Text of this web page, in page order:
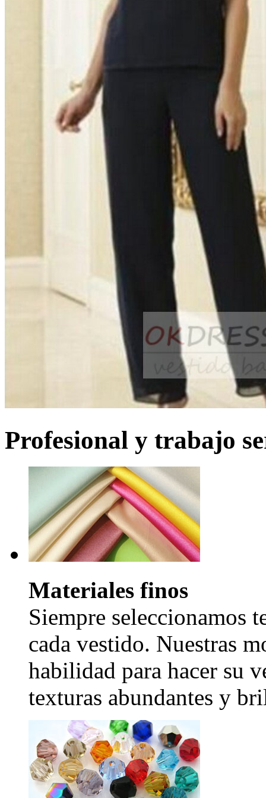
Profesional y trabajo
Materiales finos
Siempre seleccionamos
cada vestido. Nuestras
habilidad para hacer su
texturas abundantes y